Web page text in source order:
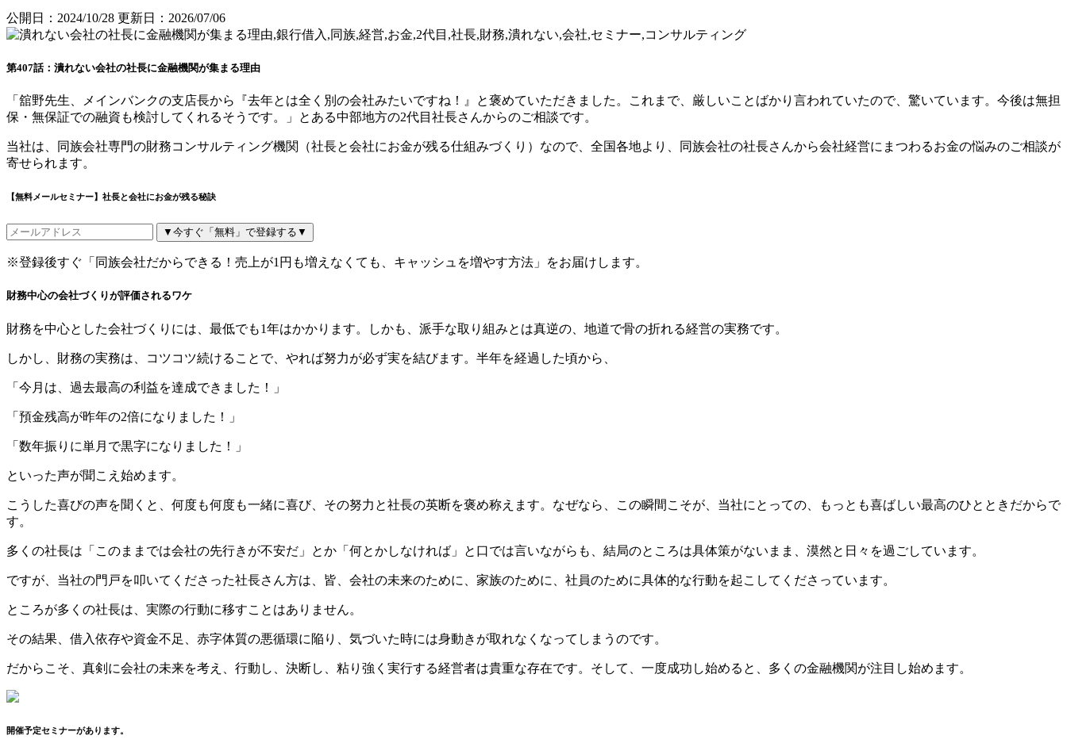
公開日：2024/10/28 更新日：2026/07/06
第407話：潰れない会社の社長に金融機関が集まる理由
「舘野先生、メインバンクの支店長から『去年とは全く別の会社みたいですね！』と褒めていただきました。これまで、厳しいことばかり言われていたので、驚いています。今後は無担
保・無保証での融資も検討してくれるそうです。」とある中部地方の2代目社長さんからのご相談です。
当社は、同族会社専門の財務コンサルティング機関（社長と会社にお金が残る仕組みづくり）なので、全国各地より、同族会社の社長さんから会社経営にまつわるお金の悩みのご相談が
寄せられます。
【無料メールセミナー】社長と会社にお金が残る秘訣
▼今すぐ「無料」で登録する▼
※登録後すぐ「同族会社だからできる！売上が1円も増えなくても、キャッシュを増やす方法」をお届けします。
財務中心の会社づくりが評価されるワケ
財務を中心とした会社づくりには、最低でも1年はかかります。しかも、派手な取り組みとは真逆の、地道で骨の折れる経営の実務です。
しかし、財務の実務は、コツコツ続けることで、やれば努力が必ず実を結びます。半年を経過した頃から、
「今月は、過去最高の利益を達成できました！」
「預金残高が昨年の2倍になりました！」
「数年振りに単月で黒字になりました！」
といった声が聞こえ始めます。
こうした喜びの声を聞くと、何度も何度も一緒に喜び、その努力と社長の英断を褒め称えます。なぜなら、この瞬間こそが、当社にとっての、もっとも喜ばしい最高のひとときだからで
す。
多くの社長は「このままでは会社の先行きが不安だ」とか「何とかしなければ」と口では言いながらも、結局のところは具体策がないまま、漠然と日々を過ごしています。
ですが、当社の門戸を叩いてくださった社長さん方は、皆、会社の未来のために、家族のために、社員のために具体的な行動を起こしてくださっています。
ところが多くの社長は、実際の行動に移すことはありません。
その結果、借入依存や資金不足、赤字体質の悪循環に陥り、気づいた時には身動きが取れなくなってしまうのです。
だからこそ、真剣に会社の未来を考え、行動し、決断し、粘り強く実行する経営者は貴重な存在です。そして、一度成功し始めると、多くの金融機関が注目し始めます。
開催予定セミナーがあります。